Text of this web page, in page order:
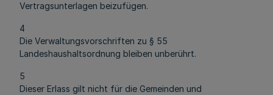
Vertragsunterlagen beizufügen.
4
Die Verwaltungsvorschriften zu § 55
Landeshaushaltsordnung bleiben unberührt.
5
Dieser Erlass gilt nicht für die Gemeinden und